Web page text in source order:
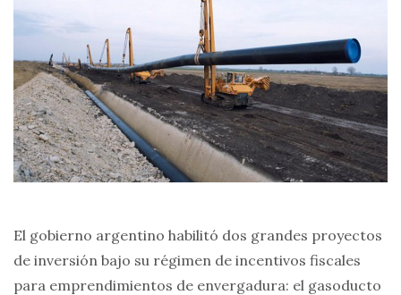
El gobierno argentino habilitó dos grandes proyectos
de inversión bajo su régimen de incentivos fiscales
para emprendimientos de envergadura: el gasoducto